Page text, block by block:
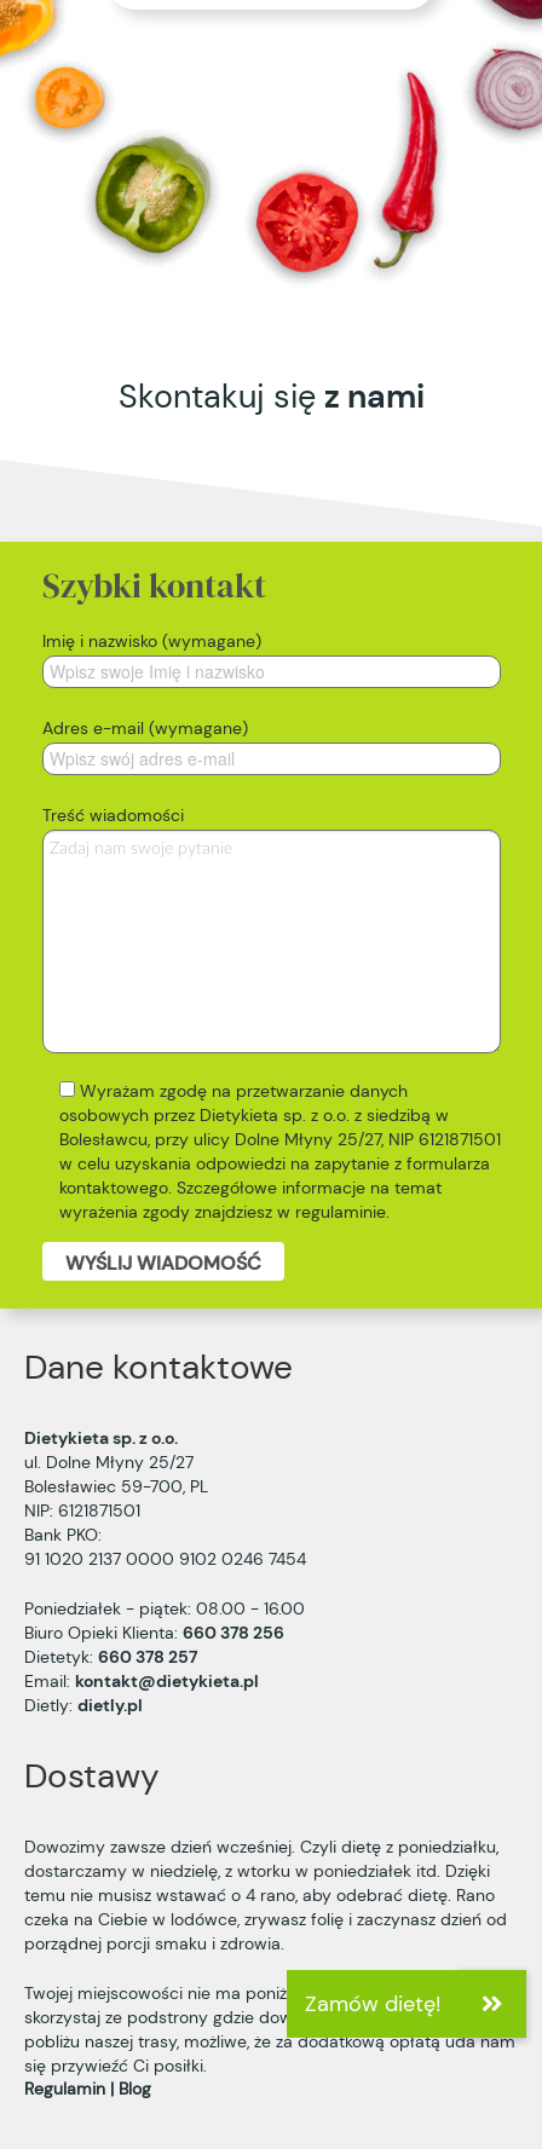
Skontakuj się z nami
Dane kontaktowe
Dietykieta sp. z o.o.
ul. Dolne Młyny 25/27
Bolesławiec 59-700, PL
NIP: 6121871501
Bank PKO:
91 1020 2137 0000 9102 0246 7454
Poniedziałek - piątek: 08.00 - 16.00
Biuro Opieki Klienta: 660 378 256
Dietetyk: 660 378 257
Email: kontakt@dietykieta.pl
Dietly: dietly.pl
Dostawy
Dowozimy zawsze dzień wcześniej. Czyli dietę z poniedziałku,
dostarczamy w niedzielę, z wtorku w poniedziałek itd. Dzięki
temu nie musisz wstawać o 4 rano, aby odebrać dietę. Rano
czeka na Ciebie w lodówce, zrywasz folię i zaczynasz dzień od
porządnej porcji smaku i zdrowia.
Twojej miejscowości nie ma poniżej? Skontaktuj się z nami lub
skorzystaj ze podstrony gdzie dowozimy
Jeśli mieszkasz w
pobliżu naszej trasy, możliwe, że za dodatkową opłatą uda nam
się przywieźć Ci posiłki.
Szybki kontakt
Imię i nazwisko (wymagane)
Adres e-mail (wymagane)
Treść wiadomości
Wyrażam zgodę na przetwarzanie danych
osobowych przez Dietykieta sp. z o.o. z siedzibą w
Bolesławcu, przy ulicy Dolne Młyny 25/27, NIP 6121871501
w celu uzyskania odpowiedzi na zapytanie z formularza
kontaktowego. Szczegółowe informacje na temat
wyrażenia zgody znajdziesz w regulaminie.
WYŚLIJ WIADOMOŚĆ
Regulamin Blog